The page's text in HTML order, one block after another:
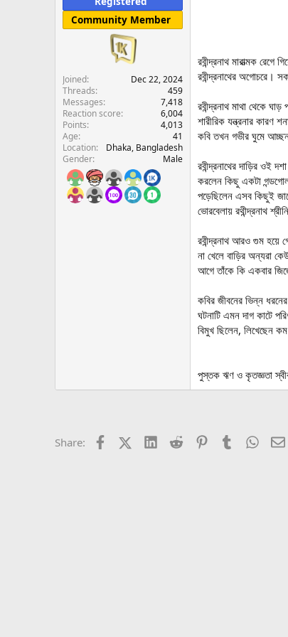
e
Community Member
Joined
Dec 22, 2024
Threads
459
Messages
7,418
Reaction score
6,004
Points
4,013
Age
41
Location
Dhaka, Bangladesh
Gender
Male
রবীন্দ্রনাথ মারাত্মক
রবীন্দ্রনাথের অগোচরে।
রবীন্দ্রনাথ মাথা থেকে
শারীরিক যন্ত্রনার কারণ
কবি তখন গভীর ঘুমে
রবীন্দ্রনাথের দাড়ির ওই
করলেন কিছু একটা
পড়েছিলেন এসব কিছুই
ভোরবেলায় রথীন্দ্রনাথ
রবীন্দ্রনাথ আরও গুম হয়ে
না খেলে বাড়ির অন্যরা
আগে তাঁকে কি একবার
কবির জীবনের ভিন্ন
ঘটনাটি এমন দাগ কাটে
বিমুখ ছিলেন, লিখেছেন
পুস্তক ঋণ ও কৃতজ্ঞতা
Share: FacebookX (Twitter)LinkedIn
Reddit PinterestTumblr